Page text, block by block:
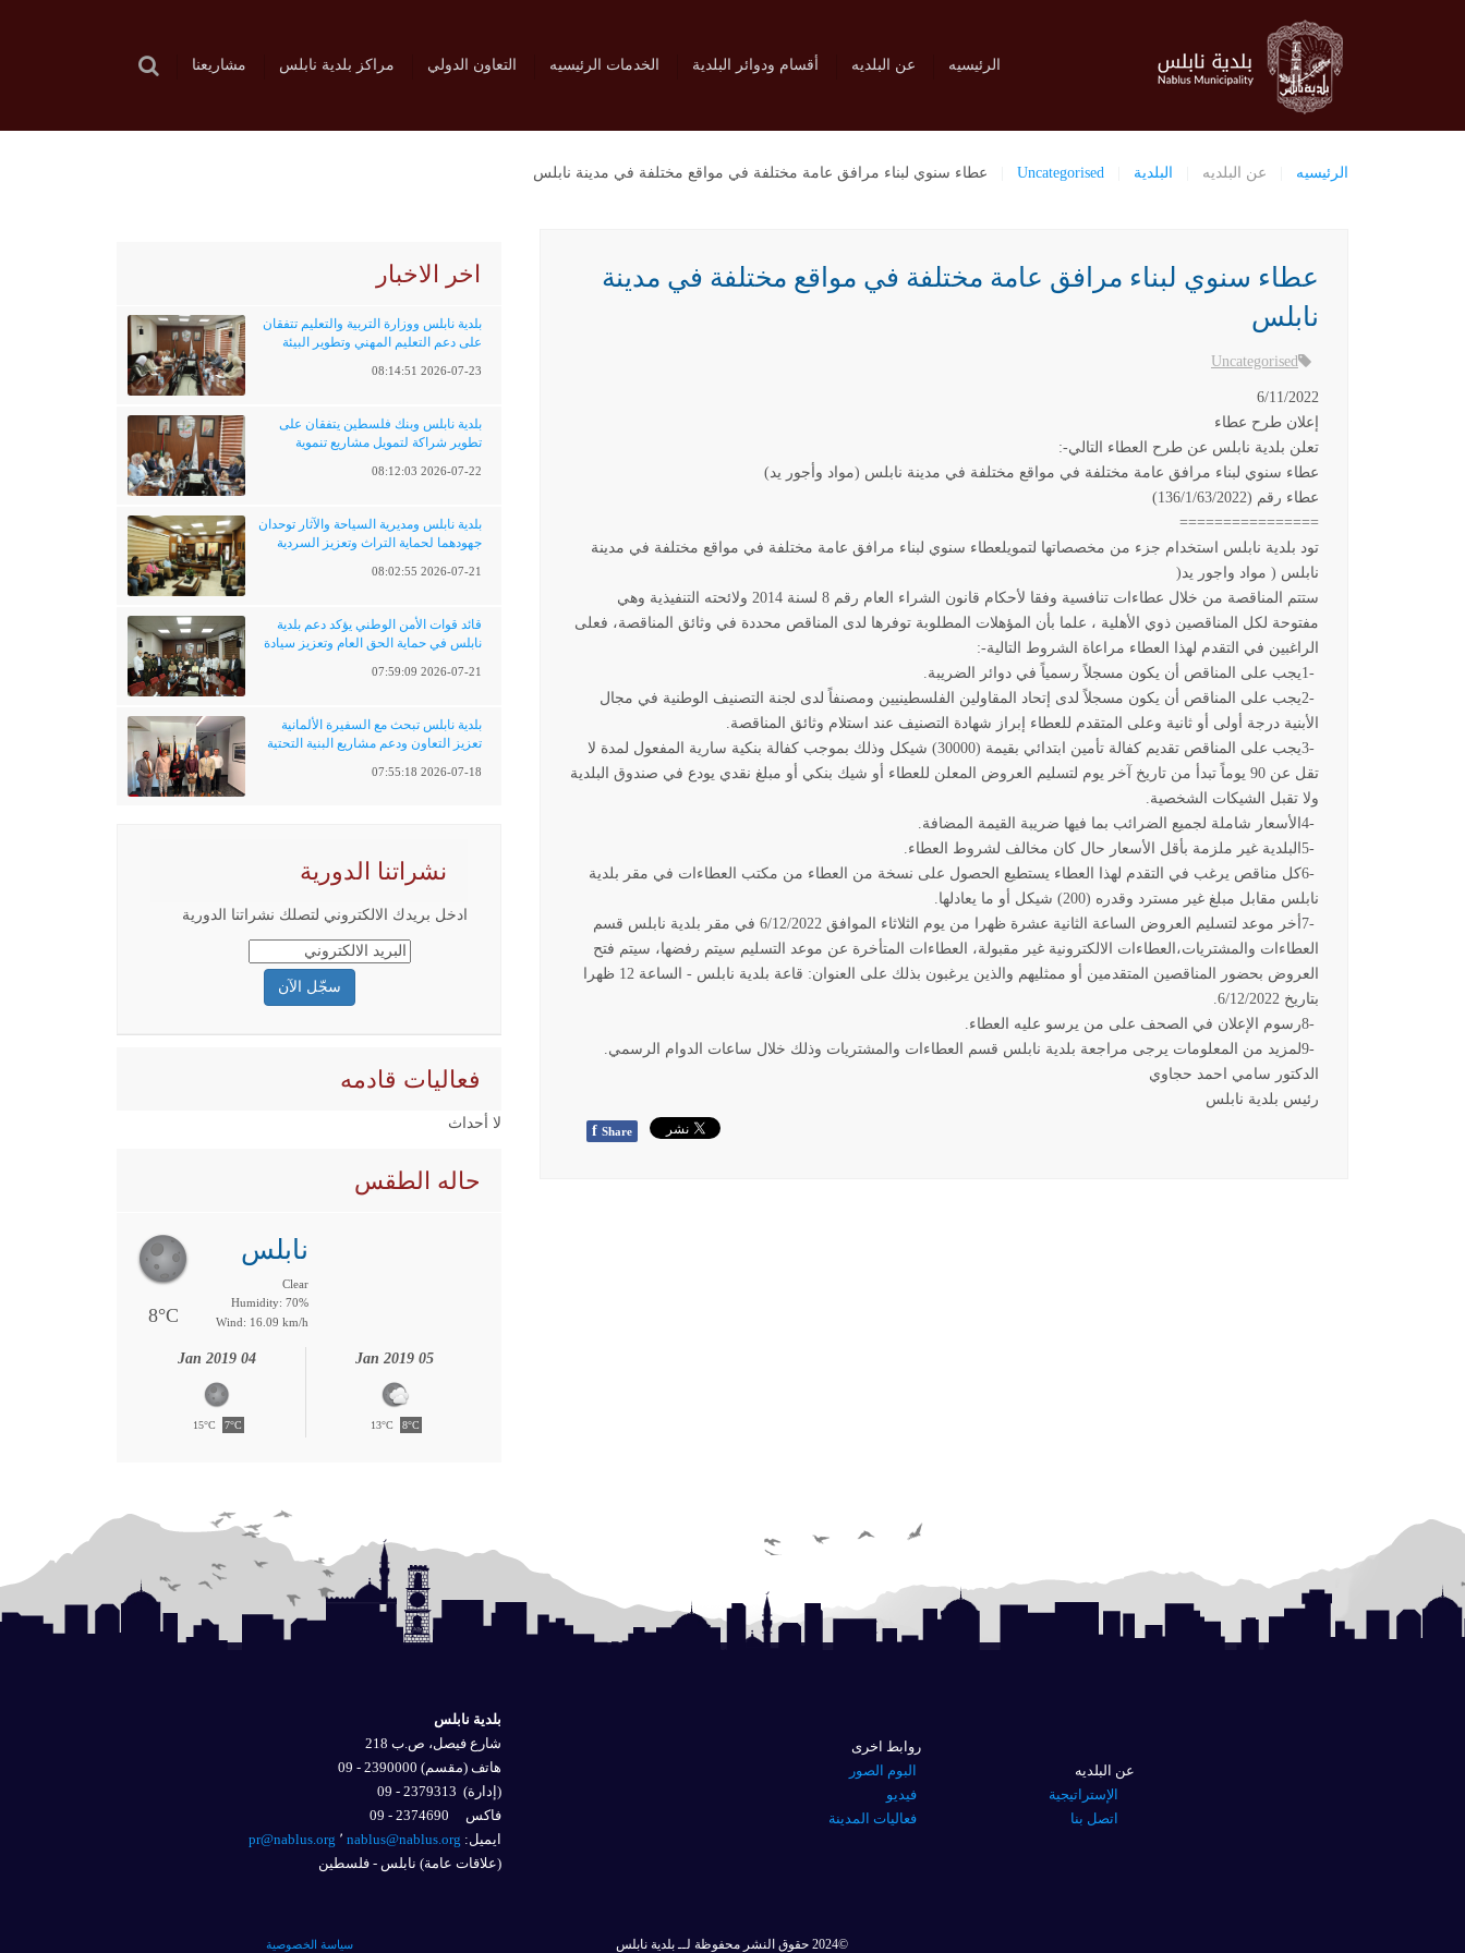
الرئيسيه عن البلديه أقسام ودوائر البلدية الخدمات الرئيسيه التعاون الدولي مراكز بلدية نابلس مشاريعنا
الرئيسيه عن البلديه البلدية Uncategorised عطاء سنوي لبناء مرافق عامة مختلفة في مواقع مختلفة في مدينة نابلس
اخر الاخبار
بلدية نابلس ووزارة التربية والتعليم تتفقان
على دعم التعليم المهني وتطوير البيئة
2026-07-23 08:14:51
بلدية نابلس وبنك فلسطين يتفقان على
تطوير شراكة لتمويل مشاريع تنموية
2026-07-22 08:12:03
بلدية نابلس ومديرية السياحة والآثار توحدان
جهودهما لحماية التراث وتعزيز السردية
2026-07-21 08:02:55
قائد قوات الأمن الوطني يؤكد دعم بلدية
نابلس في حماية الحق العام وتعزيز سيادة
2026-07-21 07:59:09
بلدية نابلس تبحث مع السفيرة الألمانية
تعزيز التعاون ودعم مشاريع البنية التحتية
2026-07-18 07:55:18
نشراتنا الدورية
ادخل بريدك الالكتروني لتصلك نشراتنا الدورية
فعاليات قادمه
لا أحداث
حاله الطقس
8°C
نابلس
Clear
Humidity: 70%
Wind: 16.09 km/h
04 Jan 2019
15°C 7°C
05 Jan 2019
13°C 8°C
عطاء سنوي لبناء مرافق عامة مختلفة في مواقع مختلفة في مدينة
نابلس
Uncategorised
6/11/2022
إعلان طرح عطاء
تعلن بلدية نابلس عن طرح العطاء التالي:-
عطاء سنوي لبناء مرافق عامة مختلفة في مواقع مختلفة في مدينة نابلس (مواد وأجور يد)
عطاء رقم (136/1/63/2022
)
================
تود بلدية نابلس استخدام جزء من مخصصاتها لتمويلعطاء سنوي لبناء مرافق عامة مختلفة في مواقع مختلفة في مدينة
نابلس ( مواد واجور يد)
ستتم المناقصة من خلال عطاءات تنافسية وفقا لأحكام قانون الشراء العام رقم 8 لسنة 2014 ولائحته التنفيذية وهي
مفتوحة لكل المناقصين ذوي الأهلية ، علما بأن المؤهلات المطلوبة توفرها لدى المناقص محددة في وثائق المناقصة، فعلى
الراغبين في التقدم لهذا العطاء مراعاة الشروط التالية:-
1-يجب على المناقص أن يكون مسجلاً رسمياً في دوائر الضريبة.
2-يجب على المناقص أن يكون مسجلاً لدى إتحاد المقاولين الفلسطينيين ومصنفاً لدى لجنة التصنيف الوطنية في مجال
الأبنية درجة أولى أو ثانية وعلى المتقدم للعطاء إبراز شهادة التصنيف عند استلام وثائق المناقصة.
3-
يجب على المناقص تقديم كفالة تأمين ابتدائي بقيمة (30000) شيكل وذلك بموجب كفالة بنكية سارية المفعول لمدة لا
تقل عن 90 يوماً تبدأ من تاريخ آخر يوم لتسليم العروض المعلن للعطاء أو شيك بنكي أو مبلغ نقدي يودع في صندوق البلدية
ولا تقبل الشيكات الشخصية.
4- الأسعار شاملة لجميع الضرائب بما فيها ضريبة القيمة المضافة.
5- البلدية غير ملزمة بأقل الأسعار حال كان مخالف لشروط العطاء.
6-كل مناقص يرغب في التقدم لهذا العطاء يستطيع الحصول على نسخة من العطاء من مكتب العطاءات في مقر بلدية
نابلس مقابل مبلغ غير مسترد وقدره (200) شيكل أو ما يعادلها
.
7-
أخر موعد لتسليم العروض الساعة الثانية عشرة ظهرا من يوم الثلاثاء الموافق 6/12/2022 في مقر بلدية نابلس قسم
العطاءات والمشتريات،العطاءات الالكترونية غير مقبولة، العطاءات المتأخرة عن موعد التسليم سيتم رفضها، سيتم فتح
العروض بحضور المناقصين المتقدمين أو ممثليهم والذين يرغبون بذلك على العنوان: قاعة بلدية نابلس - الساعة 12 ظهرا
بتاريخ 6/12/2022
.
8-رسوم الإعلان في الصحف على من يرسو عليه العطاء.
9-لمزيد من المعلومات يرجى مراجعة بلدية نابلس قسم العطاءات والمشتريات وذلك خلال ساعات الدوام الرسمي.
الدكتور سامي احمد حجاوي
رئيس بلدية نابلس
f Share
بلدية نابلس
شارع فيصل، ص.ب 218
هاتف (مقسم) 2390000 - 09
(إدارة)2379313 - 09
فاكس 2374690 - 09
ايميل: nablus@nablus.org٬
pr@nablus.org
(علاقات عامة) نابلس - فلسطين
عن البلديه
الإستراتيجية
اتصل بنا
روابط اخرى
البوم الصور
فيديو
فعاليات المدينة
سياسة الخصوصية ©2024 حقوق النشر محفوظة لــ بلدية نابلس